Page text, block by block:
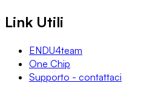
Link Utili
ENDU4team
One Chip
Supporto - contattaci